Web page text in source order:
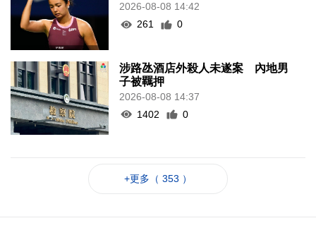
2026-08-08 14:42
261
0
涉路氹酒店外殺人未遂案 內地男
子被羈押
2026-08-08 14:37
1402
0
+更多（ 353 ）